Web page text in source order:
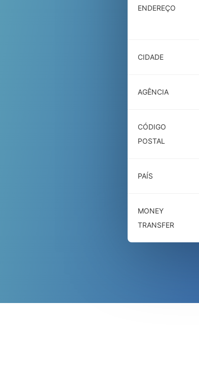
ENDEREÇO
CIDADE
AGÊNCIA
CÓDIGO
POSTAL
PAÍS
MONEY
TRANSFER